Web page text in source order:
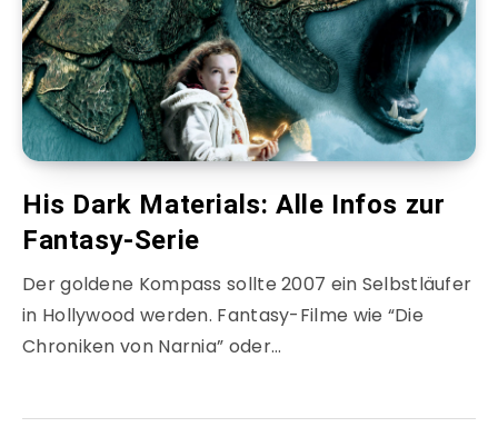
His Dark Materials: Alle Infos zur
Fantasy-Serie
Der goldene Kompass sollte 2007 ein Selbstläufer
in Hollywood werden. Fantasy-Filme wie “Die
Chroniken von Narnia” oder…